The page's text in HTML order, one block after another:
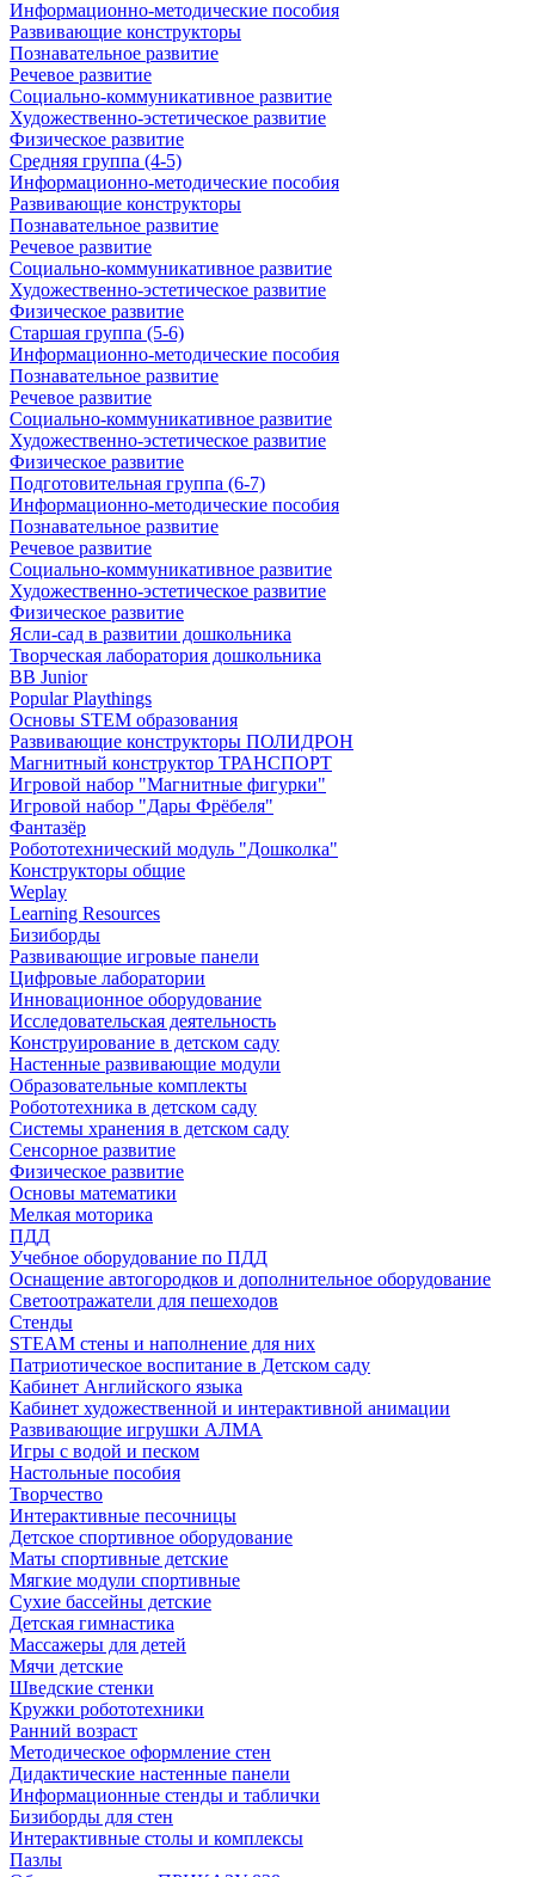
Информационно-методические пособия
Развивающие конструкторы
Познавательное развитие
Речевое развитие
Социально-коммуникативное развитие
Художественно-эстетическое развитие
Физическое развитие
Средняя группа (4-5)
Информационно-методические пособия
Развивающие конструкторы
Познавательное развитие
Речевое развитие
Социально-коммуникативное развитие
Художественно-эстетическое развитие
Физическое развитие
Старшая группа (5-6)
Информационно-методические пособия
Познавательное развитие
Речевое развитие
Социально-коммуникативное развитие
Художественно-эстетическое развитие
Физическое развитие
Подготовительная группа (6-7)
Информационно-методические пособия
Познавательное развитие
Речевое развитие
Социально-коммуникативное развитие
Художественно-эстетическое развитие
Физическое развитие
Ясли-сад в развитии дошкольника
Творческая лаборатория дошкольника
BB Junior
Popular Playthings
Основы STEM образования
Развивающие конструкторы ПОЛИДРОН
Магнитный конструктор ТРАНСПОРТ
Игровой набор "Магнитные фигурки"
Игровой набор "Дары Фрёбеля"
Фантазёр
Робототехнический модуль "Дошколка"
Конструкторы общие
Weplay
Learning Resources
Бизиборды
Развивающие игровые панели
Цифровые лаборатории
Инновационное оборудование
Исследовательская деятельность
Конструирование в детском саду
Настенные развивающие модули
Образовательные комплекты
Робототехника в детском саду
Системы хранения в детском саду
Сенсорное развитие
Физическое развитие
Основы математики
Мелкая моторика
ПДД
Учебное оборудование по ПДД
Оснащение автогородков и дополнительное оборудование
Светоотражатели для пешеходов
Стенды
STEAM стены и наполнение для них
Патриотическое воспитание в Детском саду
Кабинет Английского языка
Кабинет художественной и интерактивной анимации
Развивающие игрушки АЛМА
Игры с водой и песком
Настольные пособия
Творчество
Интерактивные песочницы
Детское спортивное оборудование
Маты спортивные детские
Мягкие модули спортивные
Сухие бассейны детские
Детская гимнастика
Массажеры для детей
Мячи детские
Шведские стенки
Кружки робототехники
Ранний возраст
Методическое оформление стен
Дидактические настенные панели
Информационные стенды и таблички
Бизиборды для стен
Интерактивные столы и комплексы
Пазлы